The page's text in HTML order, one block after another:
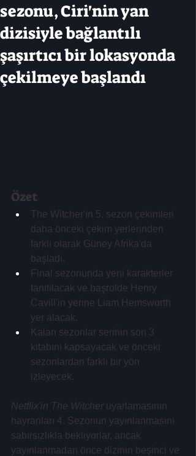
sezonu, Ciri'nin yan
dizisiyle bağlantılı
şaşırtıcı bir lokasyonda
çekilmeye başlandı
Özet
The Witcher'ın 5. sezon çekimleri
daha önceki çekim yerlerinden
farklı olarak Güney Afrika'da
başladı.
Final sezonunda yeni karakterler
tanıtılacak ve başrolde Henry
Cavill'in yerine Liam Hemsworth
yer alacak.
Kalan sezonlar serinin son 3
kitabını kapsayacak ve önceki
sezonlardan farklı bir yön
izleyecek.
Netflix'in The Witcher uyarlamasının
hayranları 4. Sezonun yayınlanmasını
sabırsızlıkla bekliyorlar, ancak
yayınlanmadan önce dizinin beşinci ve